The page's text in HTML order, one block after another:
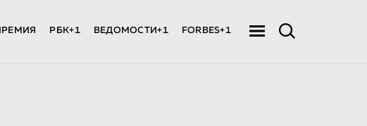
РБК+1 ВЕДОМОСТИ+1 FORBES+1